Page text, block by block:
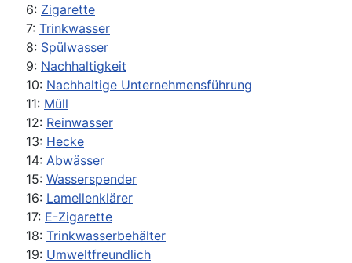
6: Zigarette
7: Trinkwasser
8: Spülwasser
9: Nachhaltigkeit
10: Nachhaltige Unternehmensführung
11: Müll
12: Reinwasser
13: Hecke
14: Abwässer
15: Wasserspender
16: Lamellenklärer
17: E-Zigarette
18: Trinkwasserbehälter
19: Umweltfreundlich